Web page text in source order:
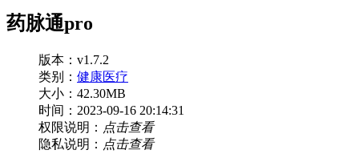
药脉通pro
版本：v1.7.2
类别： 健康医疗
大小：42.30MB
时间：2023-09-16 20:14:31
权限说明： 点击查看
隐私说明： 点击查看